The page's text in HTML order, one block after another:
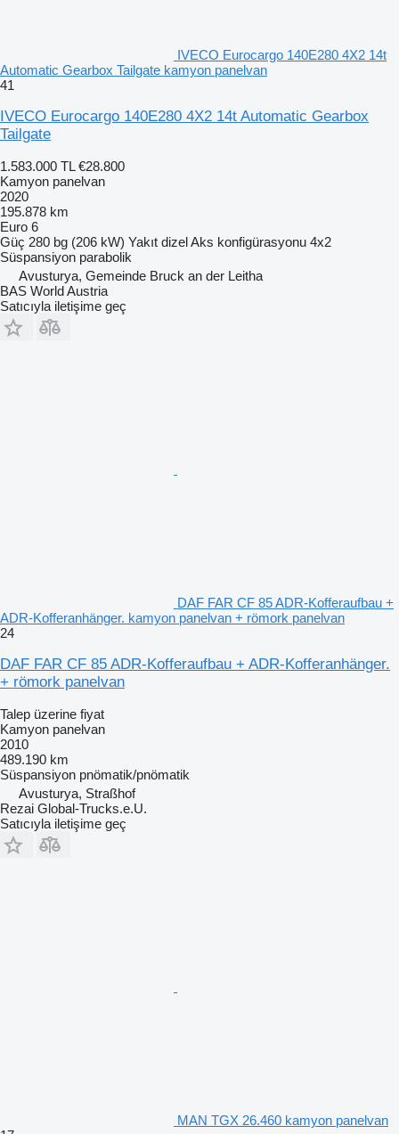
IVECO Eurocargo 140E280 4X2 14t
Automatic Gearbox Tailgate kamyon panelvan
41
IVECO Eurocargo 140E280 4X2 14t Automatic Gearbox
Tailgate
1.583.000 TL €28.800
Kamyon panelvan
2020
195.878 km
Euro 6
Güç 280 bg (206 kW) Yakıt dizelAks konfigürasyonu 4x2
Süspansiyon parabolik
Avusturya, Gemeinde Bruck an der Leitha
BAS World Austria
Satıcıyla iletişime geç
DAF FAR CF 85 ADR-Kofferaufbau +
ADR-Kofferanhänger. kamyon panelvan + römork panelvan
24
DAF FAR CF 85 ADR-Kofferaufbau + ADR-Kofferanhänger.
+ römork panelvan
Talep üzerine fiyat
Kamyon panelvan
2010
489.190 km
Süspansiyon pnömatik/pnömatik
Avusturya, Straßhof
Rezai Global-Trucks.e.U.
Satıcıyla iletişime geç
MAN TGX 26.460 kamyon panelvan